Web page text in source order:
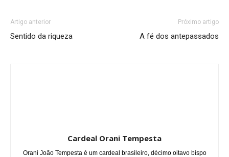
Artigo anterior
Sentido da riqueza
Próximo artigo
A fé dos antepassados
Cardeal Orani Tempesta
Orani João Tempesta é um cardeal brasileiro, décimo oitavo bispo